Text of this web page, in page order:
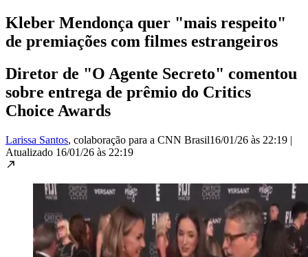
Kleber Mendonça quer "mais respeito"
de premiações com filmes estrangeiros
Diretor de "O Agente Secreto" comentou
sobre entrega de prêmio do Critics
Choice Awards
Larissa Santos, colaboração para a CNN Brasil16/01/26 às 22:19 |
Atualizado 16/01/26 às 22:19